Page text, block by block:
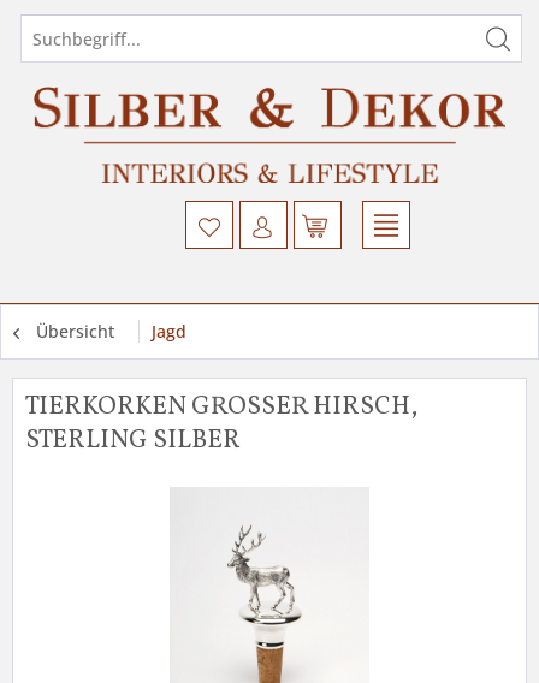
Übersicht Jagd
TIERKORKEN GROSSER HIRSCH, S
TERLING SILBER